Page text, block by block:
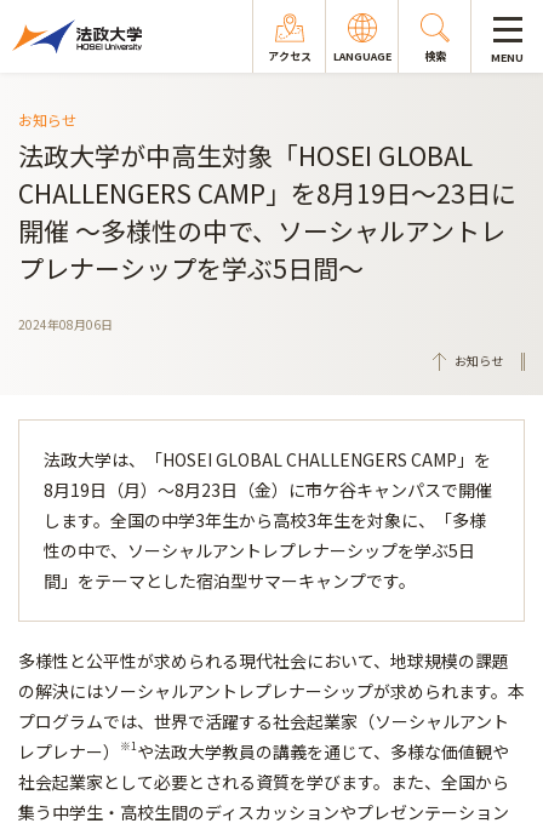
アクセス LANGUAGE 検索 MENU
お知らせ
法政大学が中高生対象「HOSEI GLOBAL
CHALLENGERS CAMP」を8月19日～23日に
開催 ～多様性の中で、ソーシャルアントレ
プレナーシップを学ぶ5日間～
2024年08月06日
お知らせ
法政大学は、「HOSEI GLOBAL CHALLENGERS CAMP」を
8月19日（月）～8月23日（金）に市ケ谷キャンパスで開催
します。全国の中学3年生から高校3年生を対象に、「多様
性の中で、ソーシャルアントレプレナーシップを学ぶ5日
間」をテーマとした宿泊型サマーキャンプです。
多様性と公平性が求められる現代社会において、地球規模の課題
の解決にはソーシャルアントレプレナーシップが求められます。本
プログラムでは、世界で活躍する社会起業家（ソーシャルアント
レプレナー）
※1や法政大学教員の講義を通じて、多様な価値観や
社会起業家として必要とされる資質を学びます。また、全国から
集う中学生・高校生間のディスカッションやプレゼンテーション